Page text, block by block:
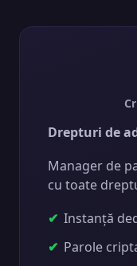
Drepturi de
Manager de
cu toate
Instanță
Parole